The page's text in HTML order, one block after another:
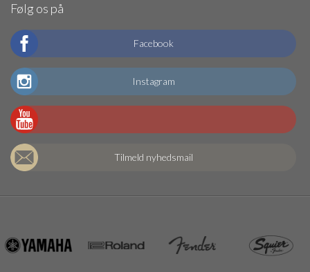
Følg os på
Facebook
Instagram
Tilmeld nyhedsmail